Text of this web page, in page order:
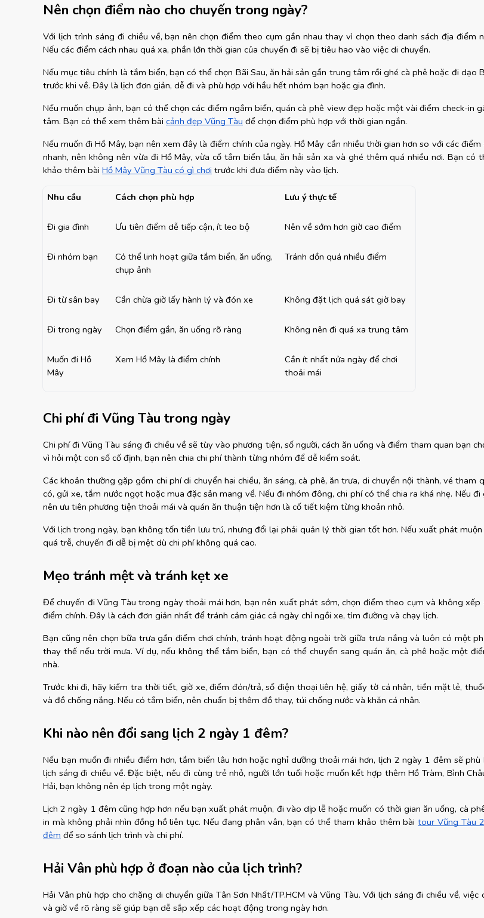
Nên chọn điểm nào cho chuyến trong ngày?
Với lịch trình sáng đi chiều về, bạn nên chọn điểm theo cụm gần nhau thay vì chọn theo danh sách địa điểm
Nếu các điểm cách nhau quá xa, phần lớn thời gian của chuyến đi sẽ bị tiêu hao vào việc di chuyển.
Nếu mục tiêu chính là tắm biển, bạn có thể chọn Bãi Sau, ăn hải sản gần trung tâm rồi ghé cà phê hoặc đi dạo
trước khi về. Đây là lịch đơn giản, dễ đi và phù hợp với hầu hết nhóm bạn hoặc gia đình.
Nếu muốn chụp ảnh, bạn có thể chọn các điểm ngắm biển, quán cà phê view đẹp hoặc một vài điểm check-in
tâm. Bạn có thể xem thêm bài cảnh đẹp Vũng Tàu để chọn điểm phù hợp với thời gian ngắn.
Nếu muốn đi Hồ Mây, bạn nên xem đây là điểm chính của ngày. Hồ Mây cần nhiều thời gian hơn so với các điểm
nhanh, nên không nên vừa đi Hồ Mây, vừa cố tắm biển lâu, ăn hải sản xa và ghé thêm quá nhiều nơi. Bạn có
khảo thêm bài Hồ Mây Vũng Tàu có gì chơi trước khi đưa điểm này vào lịch.
Nhu cầu Cách chọn phù hợp Lưu ý thực tế
Đi gia đình Ưu tiên điểm dễ tiếp cận, ít leo bộ Nên về sớm hơn giờ cao điểm
Đi nhóm bạn
Có thể linh hoạt giữa tắm biển, ăn uống,
chụp ảnh
Tránh dồn quá nhiều điểm
Đi từ sân bay Cần chừa giờ lấy hành lý và đón xe Không đặt lịch quá sát giờ bay
Đi trong ngày Chọn điểm gần, ăn uống rõ ràng Không nên đi quá xa trung tâm
Muốn đi Hồ
Mây
Xem Hồ Mây là điểm chính
Cần ít nhất nửa ngày để chơi
thoải mái
Chi phí đi Vũng Tàu trong ngày
Chi phí đi Vũng Tàu sáng đi chiều về sẽ tùy vào phương tiện, số người, cách ăn uống và điểm tham quan bạn
vì hỏi một con số cố định, bạn nên chia chi phí thành từng nhóm để dễ kiểm soát.
Các khoản thường gặp gồm chi phí di chuyển hai chiều, ăn sáng, cà phê, ăn trưa, di chuyển nội thành, vé tham
có, gửi xe, tắm nước ngọt hoặc mua đặc sản mang về. Nếu đi nhóm đông, chi phí có thể chia ra khá nhẹ. Nếu đi
nên ưu tiên phương tiện thoải mái và quán ăn thuận tiện hơn là cố tiết kiệm từng khoản nhỏ.
Với lịch trong ngày, bạn không tốn tiền lưu trú, nhưng đổi lại phải quản lý thời gian tốt hơn. Nếu xuất phát muộn
quá trễ, chuyến đi dễ bị mệt dù chi phí không quá cao.
Mẹo tránh mệt và tránh kẹt xe
Để chuyến đi Vũng Tàu trong ngày thoải mái hơn, bạn nên xuất phát sớm, chọn điểm theo cụm và không xếp
điểm chính. Đây là cách đơn giản nhất để tránh cảm giác cả ngày chỉ ngồi xe, tìm đường và chạy lịch.
Bạn cũng nên chọn bữa trưa gần điểm chơi chính, tránh hoạt động ngoài trời giữa trưa nắng và luôn có một
thay thế nếu trời mưa. Ví dụ, nếu không thể tắm biển, bạn có thể chuyển sang quán ăn, cà phê hoặc một
nhà.
Trước khi đi, hãy kiểm tra thời tiết, giờ xe, điểm đón/trả, số điện thoại liên hệ, giấy tờ cá nhân, tiền mặt lẻ,
và đồ chống nắng. Nếu có tắm biển, nên chuẩn bị thêm đồ thay, túi chống nước và khăn cá nhân.
Khi nào nên đổi sang lịch 2 ngày 1 đêm?
Nếu bạn muốn đi nhiều điểm hơn, tắm biển lâu hơn hoặc nghỉ dưỡng thoải mái hơn, lịch 2 ngày 1 đêm sẽ phù
lịch sáng đi chiều về. Đặc biệt, nếu đi cùng trẻ nhỏ, người lớn tuổi hoặc muốn kết hợp thêm Hồ Tràm, Bình
Hải, bạn không nên ép lịch trong một ngày.
Lịch 2 ngày 1 đêm cũng hợp hơn nếu bạn xuất phát muộn, đi vào dịp lễ hoặc muốn có thời gian ăn uống, cà
in mà không phải nhìn đồng hồ liên tục. Nếu đang phân vân, bạn có thể tham khảo thêm bài tour Vũng Tàu
đêm để so sánh lịch trình và chi phí.
Hải Vân phù hợp ở đoạn nào của lịch trình?
Hải Vân phù hợp cho chặng di chuyển giữa Tân Sơn Nhất/TP.HCM và Vũng Tàu. Với lịch sáng đi chiều về, việc
và giờ về rõ ràng sẽ giúp bạn dễ sắp xếp các hoạt động trong ngày hơn.